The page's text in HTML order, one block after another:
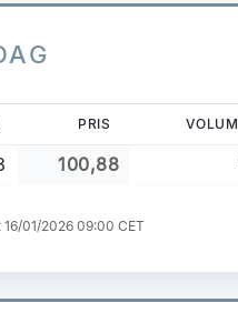
PRIS VOLUM
100,88
01/2026 09:00 CET